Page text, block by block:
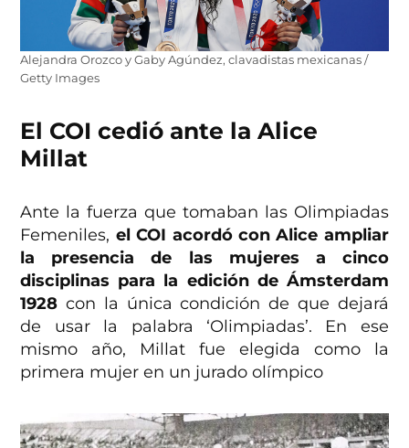
Alejandra Orozco y Gaby Agúndez, clavadistas mexicanas /
Getty Images
El COI cedió ante la Alice
Millat
Ante la fuerza que tomaban las Olimpiadas
Femeniles, el COI acordó con Alice ampliar
la presencia de las mujeres a cinco
disciplinas para la edición de Ámsterdam
1928 con la única condición de que dejará
de usar la palabra ‘Olimpiadas’. En ese
mismo año, Millat fue elegida como la
primera mujer en un jurado olímpico